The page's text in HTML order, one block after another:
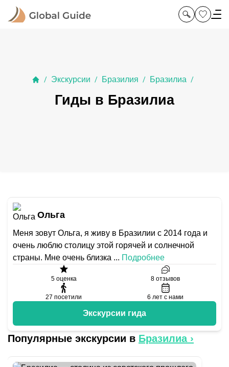
/ Экскурсии / Бразилия / Бразилиа /
Гиды в Бразилиа
Ольга
Меня зовут Ольга, я живу в Бразилии с 2014 года и
очень люблю столицу этой горячей и солнечной
страны. Мне очень близка ... Подробнее
5оценка 8 отзывов
27 посетили 6 лет с нами
Экскурсии гида
Популярные экскурсии в Бразилиа›